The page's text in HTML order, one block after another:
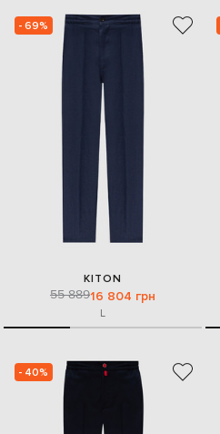
- 69%
KITON
55 88916 804 грн
L
- 40%